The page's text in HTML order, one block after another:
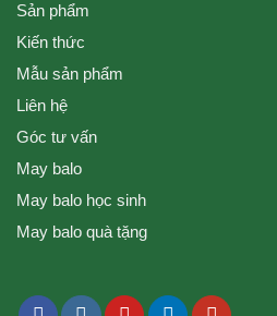
Sản phẩm
Kiến thức
Mẫu sản phẩm
Liên hệ
Góc tư vấn
May balo
May balo học sinh
May balo quà tặng